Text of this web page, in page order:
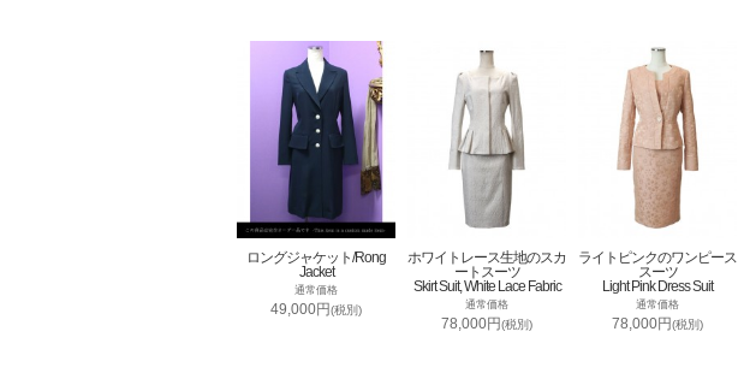
ロングジャケット/Rong
Jacket
通常価格
49,000円(税別)
ホワイトレース生地のスカ
ートスーツ
Skirt Suit, White Lace Fabric
通常価格
78,000円(税別)
ライトピンクのワンピース
スーツ
Light Pink Dress Suit
通常価格
78,000円(税別)